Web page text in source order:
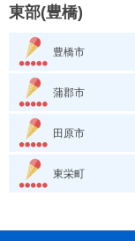
東部(豊橋)
豊橋市
蒲郡市
田原市
東栄町